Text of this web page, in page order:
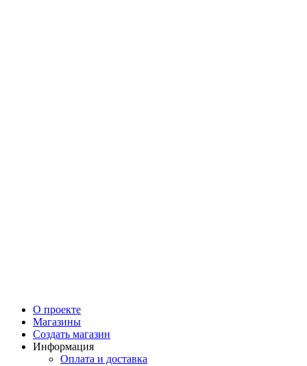
О проекте
Магазины
Создать магазин
Информация
Оплата и доставка